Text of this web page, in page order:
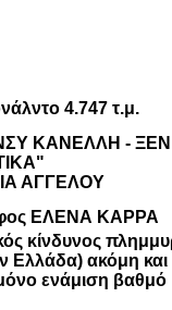
4.747 τ.μ.
ΚΑΝΕΛΛΗ -
ΑΓΓΕΛΟΥ
ΕΛΕΝΑ ΚΑΡΡΑ
κίνδυνος
Ελλάδα) ακόμη και
ενάμιση βαθμό